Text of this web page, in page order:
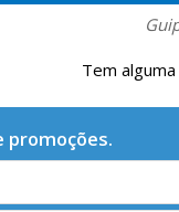
Tem
promoções.